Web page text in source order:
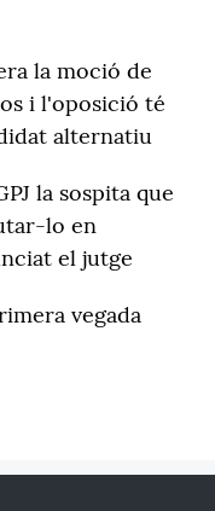
la moció de
i l'oposició té
alternatiu
la sospita que
lo en
el jutge
vegada